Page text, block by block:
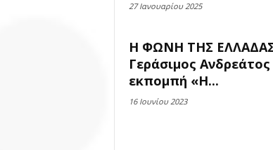
27 Ιανουαρίου 2025
Η ΦΩΝΗ ΤΗΣ
Γεράσιμος
εκπομπή «Η...
16 Ιουνίου 2023